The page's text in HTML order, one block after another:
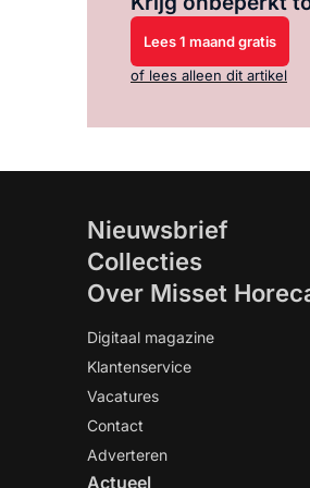
Lees 1 maand gratis
of lees alleen dit artikel
Nieuwsbrief
Collecties
Over Misset
Digitaal magazine
Klantenservice
Vacatures
Contact
Adverteren
Actueel